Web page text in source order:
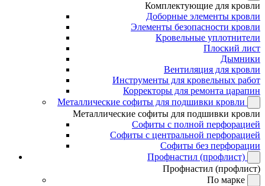
Комплектующие для кровли
Доборные элементы кровли
Элементы безопасности кровли
Кровельные уплотнители
Плоский лист
Дымники
Вентиляция для кровли
Инструменты для кровельных работ
Корректоры для ремонта царапин
Металлические софиты для подшивки кровли
Металлические софиты для подшивки кровли
Софиты с полной перфорацией
Софиты с центральной перфорацией
Софиты без перфорации
Профнастил (профлист)
Профнастил (профлист)
По марке